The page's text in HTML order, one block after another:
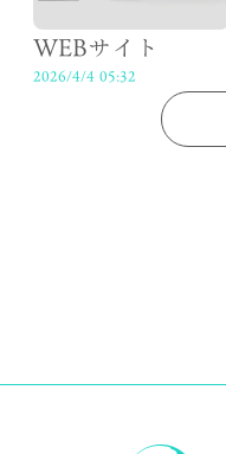
WEBサイト
2026/4/4 05:32